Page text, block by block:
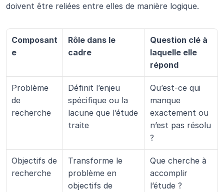
doivent être reliées entre elles de manière logique.
Composant
e
Rôle dans le
cadre
Question clé à
laquelle elle
répond
Problème
de
recherche
Définit l’enjeu
spécifique ou la
lacune que l’étude
traite
Qu’est-ce qui
manque
exactement ou
n’est pas résolu
?
Objectifs de
recherche
Transforme le
problème en
objectifs de
Que cherche à
accomplir
l’étude ?